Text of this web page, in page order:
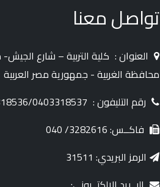
تواصل معنا
العنوان : كلية التربية – شارع
محافظة الغربية - جمهورية مصر العربية
رقم التليفون : 0403318537
فاكــس: 3282616/ 040
الرمز البريدي: 31511